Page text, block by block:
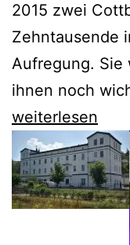
2015 zwei
Zehntausende
Aufregung. Sie
ihnen noch
Antenne
Stammtisch:
Gibt
es
weiterlesen